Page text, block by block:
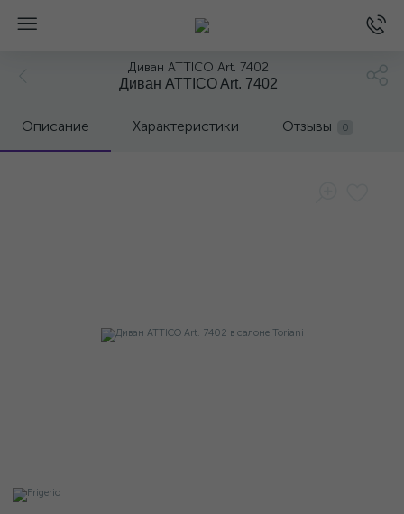
Диван ATTICO Art. 7402
Диван ATTICO Art. 7402
Описание Характеристики Отзывы 0